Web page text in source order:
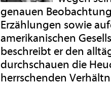
genauen
Erzählungen sowie
amerikanischen
beschreibt er den
durchschauen die
herrschenden